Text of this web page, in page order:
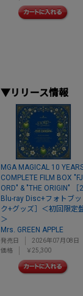
▼リリース情報
MGA MAGICAL 10
COMPLETE FILM BOX "FJ
ORD" & "THE ORIGIN" ［2
Blu-ray Disc+フォトブッ
ク+グッズ］＜初回限定
＞
Mrs. GREEN APPLE
発売日
2026年07月08日
価格
￥25,300